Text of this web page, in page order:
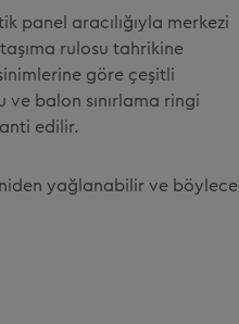
panel aracılığıyla merkezi
rulosu tahrikine
göre çeşitli
balon sınırlama ringi
edilir.
yağlanabilir ve böylece